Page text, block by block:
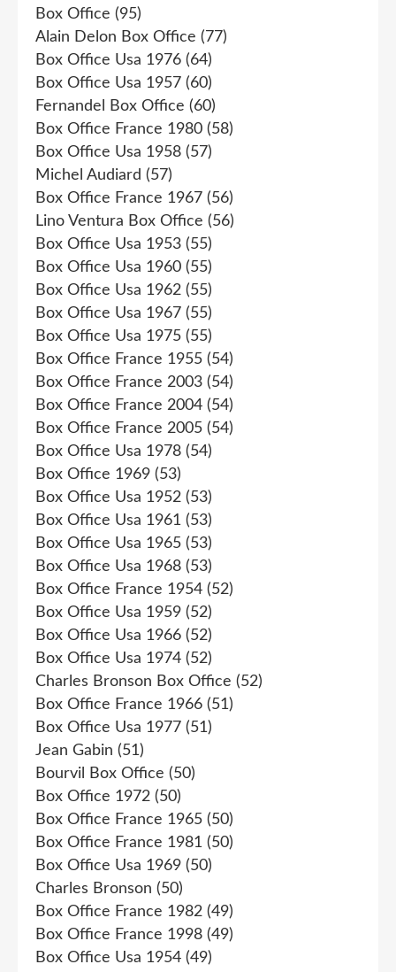
Box Office (95)
Alain Delon Box Office (77)
Box Office Usa 1976 (64)
Box Office Usa 1957 (60)
Fernandel Box Office (60)
Box Office France 1980 (58)
Box Office Usa 1958 (57)
Michel Audiard (57)
Box Office France 1967 (56)
Lino Ventura Box Office (56)
Box Office Usa 1953 (55)
Box Office Usa 1960 (55)
Box Office Usa 1962 (55)
Box Office Usa 1967 (55)
Box Office Usa 1975 (55)
Box Office France 1955 (54)
Box Office France 2003 (54)
Box Office France 2004 (54)
Box Office France 2005 (54)
Box Office Usa 1978 (54)
Box Office 1969 (53)
Box Office Usa 1952 (53)
Box Office Usa 1961 (53)
Box Office Usa 1965 (53)
Box Office Usa 1968 (53)
Box Office France 1954 (52)
Box Office Usa 1959 (52)
Box Office Usa 1966 (52)
Box Office Usa 1974 (52)
Charles Bronson Box Office (52)
Box Office France 1966 (51)
Box Office Usa 1977 (51)
Jean Gabin (51)
Bourvil Box Office (50)
Box Office 1972 (50)
Box Office France 1965 (50)
Box Office France 1981 (50)
Box Office Usa 1969 (50)
Charles Bronson (50)
Box Office France 1982 (49)
Box Office France 1998 (49)
Box Office Usa 1954 (49)